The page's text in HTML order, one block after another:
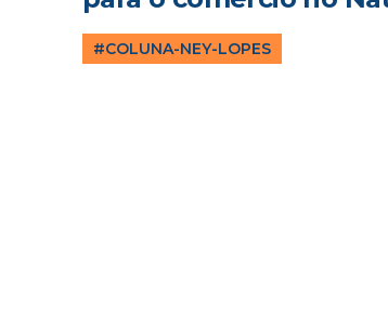
#COLUNA-NEY-LOPES